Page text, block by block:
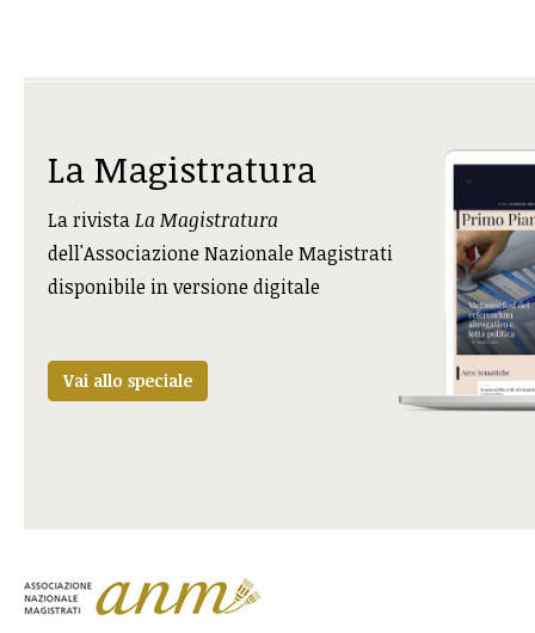
La Magistratura
La rivistaLa Magistratura
dell'Associazione Nazionale Magistrati
disponibile in versione digitale
Vai allo speciale